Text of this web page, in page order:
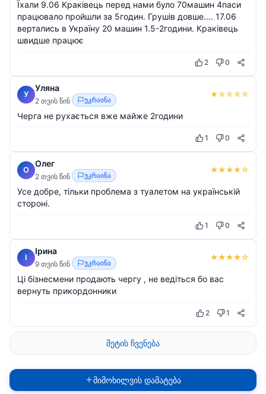
Їхали 9.06 Краківець перед нами було 70машин 4паси
працювало пройшли за 5годин. Грушів довше…. 17.06
вертались в Україну 20 машин 1.5-2години. Краківець
швидше працює
2 0
У
Уляна
2 თვის წინ უკრაინა
★☆☆☆☆
Черга не рухається вже майже 2години
1 0
О
Олег
2 თვის წინ უკრაინა
★★★★☆
Усе добре, тільки проблема з туалетом на українській
стороні.
1 0
І
Ірина
9 თვის წინ უკრაინა
★★★★☆
Ці бізнесмени продають чергу , не ведіться бо вас
вернуть прикордонники
2 1
მეტის ჩვენება
მიმოხილვის დამატება